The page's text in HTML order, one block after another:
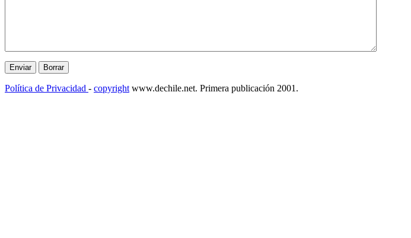
Política de Privacidad - copyright www.dechile.net. Primera publicación 2001.